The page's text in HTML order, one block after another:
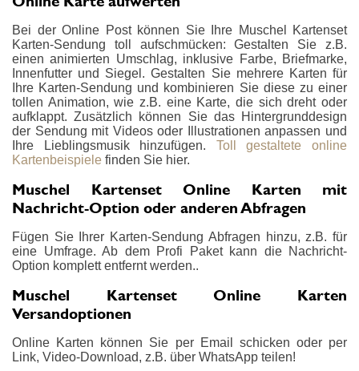
Bei der Online Post können Sie Ihre Muschel Kartenset
Karten-Sendung toll aufschmücken: Gestalten Sie z.B.
einen animierten Umschlag, inklusive Farbe, Briefmarke,
Innenfutter und Siegel. Gestalten Sie mehrere Karten für
Ihre Karten-Sendung und kombinieren Sie diese zu einer
tollen Animation, wie z.B. eine Karte, die sich dreht oder
aufklappt. Zusätzlich können Sie das Hintergrunddesign
der Sendung mit Videos oder Illustrationen anpassen und
Ihre Lieblingsmusik hinzufügen. Toll gestaltete online
Kartenbeispiele finden Sie hier.
Muschel Kartenset Online Karten mit
Nachricht-Option oder anderen Abfragen
Fügen Sie Ihrer Karten-Sendung Abfragen hinzu, z.B. für
eine Umfrage. Ab dem Profi Paket kann die Nachricht-
Option komplett entfernt werden..
Muschel Kartenset Online Karten
Versandoptionen
Online Karten können Sie per Email schicken oder per
Link, Video-Download, z.B. über WhatsApp teilen!